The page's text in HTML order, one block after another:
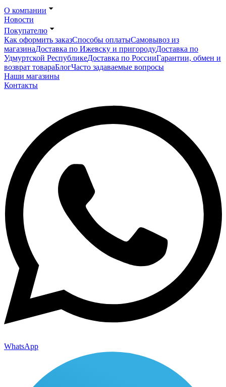
О компании
Новости
Покупателю
Как оформить заказСпособы оплатыСамовывоз из
магазинаДоставка по Ижевску и пригородуДоставка по
Удмуртской РеспубликеДоставка по РоссииГарантии, обмен и
возврат товараБлогЧасто задаваемые вопросы
Наши магазины
Контакты
WhatsApp